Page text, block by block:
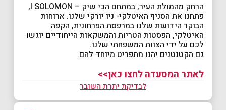
הרחק מהמולת העיר, במתחם הכי שיק – I SOLOMON,
פתחנו את הסניף האיטלקי- ניו יורקי שלנו. ארוחות
הבוקר הידועות שלנו במרפסת הפרחונית, הקפה
האיטלקי, הפסטות הטריות והמשקאות הייחודיים יוגשו
לכם על ידי הצוות המשפחתי שלנו.
גם הקטנטנים יהנו מתפריט מיוחד להם.
לאתר המסעדה לחצו כאן>>
לבדיקת יתרת השובר